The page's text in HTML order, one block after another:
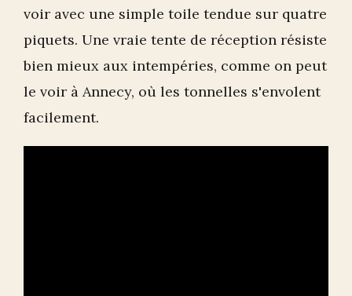
voir avec une simple toile tendue sur quatre
piquets. Une vraie tente de réception résiste
bien mieux aux intempéries, comme on peut
le voir à Annecy, où les tonnelles s'envolent
facilement.